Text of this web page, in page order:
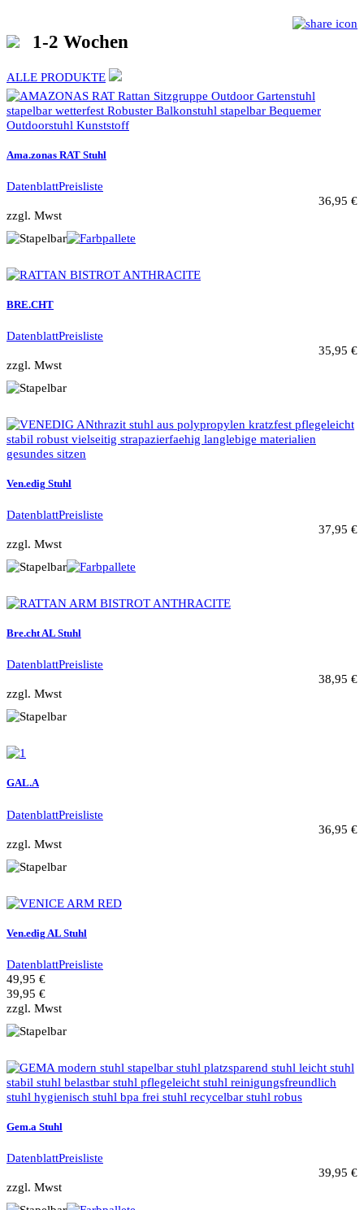
1-2 Wochen
ALLE PRODUKTE
Ama.zonas RAT Stuhl
DatenblattPreisliste
36,95 €
zzgl. Mwst
BRE.CHT
DatenblattPreisliste
35,95 €
zzgl. Mwst
Ven.edig Stuhl
DatenblattPreisliste
37,95 €
zzgl. Mwst
Bre.cht AL Stuhl
DatenblattPreisliste
38,95 €
zzgl. Mwst
GAL.A
DatenblattPreisliste
36,95 €
zzgl. Mwst
Ven.edig AL Stuhl
DatenblattPreisliste
49,95 €
39,95 €
zzgl. Mwst
Gem.a Stuhl
DatenblattPreisliste
39,95 €
zzgl. Mwst